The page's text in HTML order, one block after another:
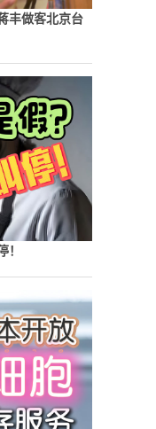
丰做客北京台